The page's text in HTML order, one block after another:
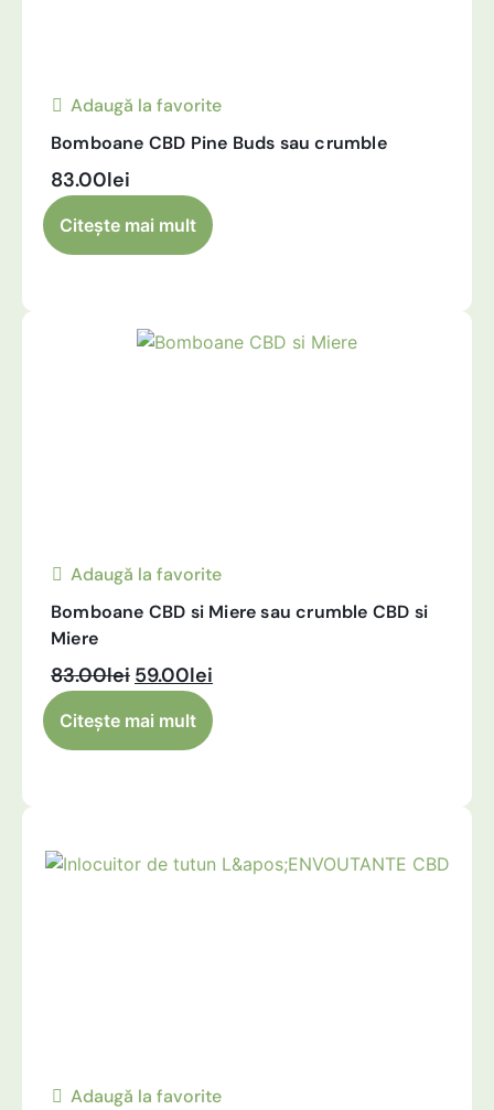
Adaugă la favorite
Bomboane CBD Pine Buds sau crumble
83.00lei
Citește mai mult
Adaugă la favorite
Bomboane CBD si Miere sau crumble CBD si
Miere
83.00lei 59.00lei
Citește mai mult
Adaugă la favorite